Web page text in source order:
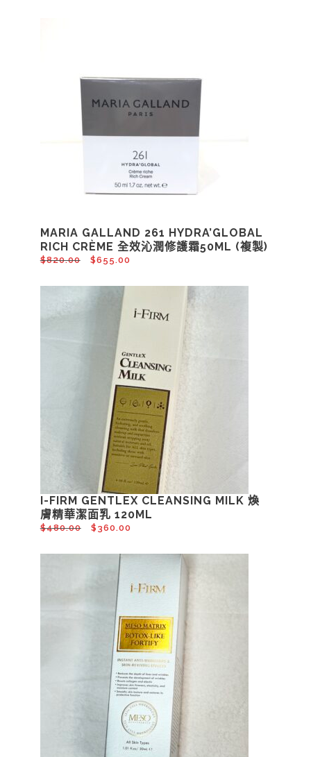
MARIA GALLAND 261 HYDRA’GLOBAL
RICH CRÈME 全效沁潤修護霜50ML (複製)
$820.00 $655.00
I-FIRM GENTLEX CLEANSING MILK 煥
膚精華潔面乳 120ML
$480.00 $ 360.00